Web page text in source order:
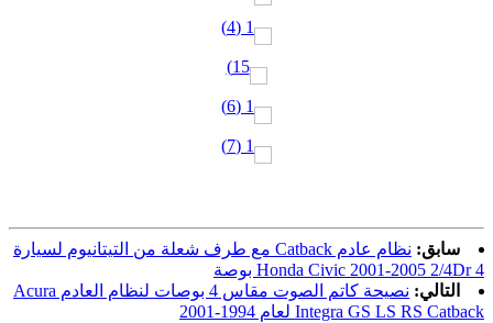
سابق:
نظام عادم Catback مع طرف شعلة من التيتانيوم لسيارة
Honda Civic 2001-2005 2/4Dr 4 بوصة
التالي:
نصيحة كاتم الصوت مقاس 4 بوصات لنظام العادم Acura
Integra GS LS RS Catback لعام 1994-2001